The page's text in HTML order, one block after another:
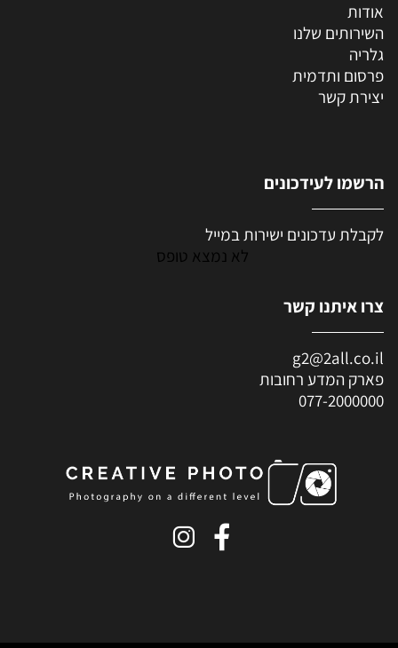
אודות
השירותים שלנו
גלריה
פרסום ותדמית
יצירת קשר
הרשמו לעידכונים
לקבלת עדכונים ישירות במייל
לא נמצא טופס
צרו איתנו קשר
g2@2all.co.il
פארק המדע רחובות
077-2000000